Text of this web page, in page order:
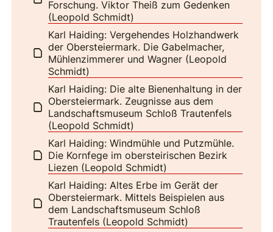
Forschung. Viktor Theiß zum Gedenken
(Leopold Schmidt)
Karl Haiding: Vergehendes Holzhandwerk
der Obersteiermark. Die Gabelmacher,
Mühlenzimmerer und Wagner (Leopold
Schmidt)
Karl Haiding: Die alte Bienenhaltung in der
Obersteiermark. Zeugnisse aus dem
Landschaftsmuseum Schloß Trautenfels
(Leopold Schmidt)
Karl Haiding: Windmühle und Putzmühle.
Die Kornfege im obersteirischen Bezirk
Liezen (Leopold Schmidt)
Karl Haiding: Altes Erbe im Gerät der
Obersteiermark. Mittels Beispielen aus
dem Landschaftsmuseum Schloß
Trautenfels (Leopold Schmidt)